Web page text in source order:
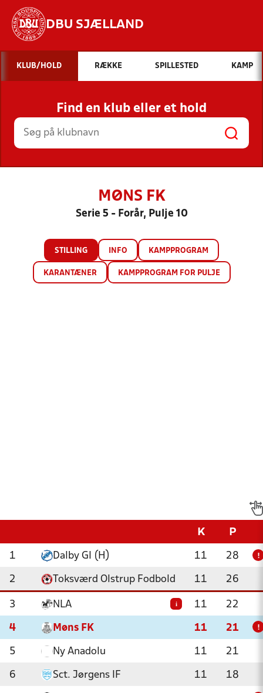
DBU SJÆLLAND
Hvad vil du søge efter?
INDHOLD OG NYHEDER
STILLINGER, RESULTATER, KLUBBER OG
HOLD
KLUB/HOLD RÆKKE SPILLESTED KAMP
Find en klub eller et hold
MØNS FK
Serie 5 - Forår, Pulje 10
STILLING INFO KAMPPROGRAM
KARANTÆNER KAMPPROGRAM FOR PULJE
K P
1 Dalby GI (H) 11 28 !
2 Toksværd Olstrup Fodbold 11 26
3 NLA i 11 22
4 Møns FK 11 21 !
5 Ny Anadolu 11 21
6 Sct. Jørgens IF 11 18